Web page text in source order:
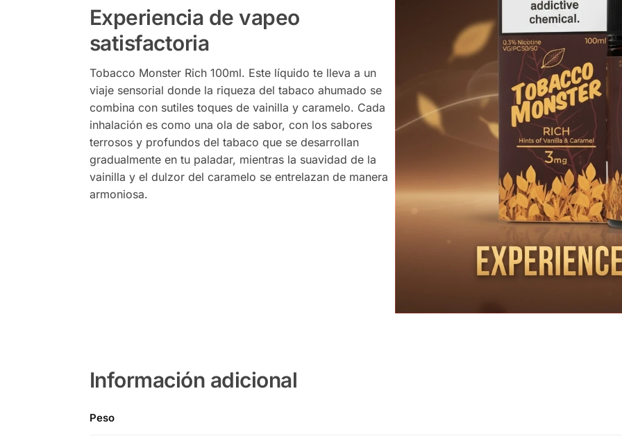
Experiencia de vapeo
satisfactoria
Tobacco Monster Rich 100ml. Este líquido te lleva a un
viaje sensorial donde la riqueza del tabaco ahumado se
combina con sutiles toques de vainilla y caramelo. Cada
inhalación es como una ola de sabor, con los sabores
terrosos y profundos del tabaco que se desarrollan
gradualmente en tu paladar, mientras la suavidad de la
vainilla y el dulzor del caramelo se entrelazan de manera
armoniosa.
Información adicional
Peso